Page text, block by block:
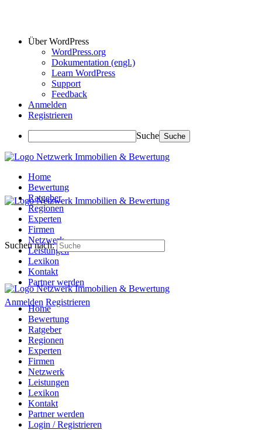
Über WordPress
WordPress.org
Dokumentation (engl.)
Learn WordPress
Support
Feedback
Anmelden
Registrieren
Suche
Home
Bewertung
Ratgeber
Regionen
Experten
Firmen
Netzwerk
Leistungen
Lexikon
Kontakt
Partner werden
Anmelden Registrieren
Suchen nach:
Home
Bewertung
Ratgeber
Regionen
Experten
Firmen
Netzwerk
Leistungen
Lexikon
Kontakt
Partner werden
Login / Registrieren